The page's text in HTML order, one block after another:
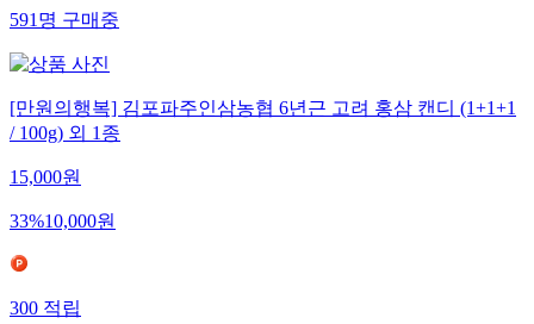
591명구매중
[만원의행복] 김포파주인삼농협 6년근 고려 홍삼 캔디 (1+1+1
/ 100g) 외 1종
15,000원
33%10,000원
300적립